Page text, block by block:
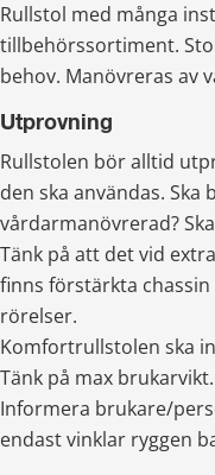
Rullstol med många
tillbehörssortiment.
behov. Manövreras av
Utprovning
Rullstolen bör alltid
den ska användas.
vårdarmanövrerad?
Tänk på att det vid
finns förstärkta
rörelser.
Komfortrullstolen ska
Tänk på max brukarvikt.
Informera brukare/
endast vinklar ryggen